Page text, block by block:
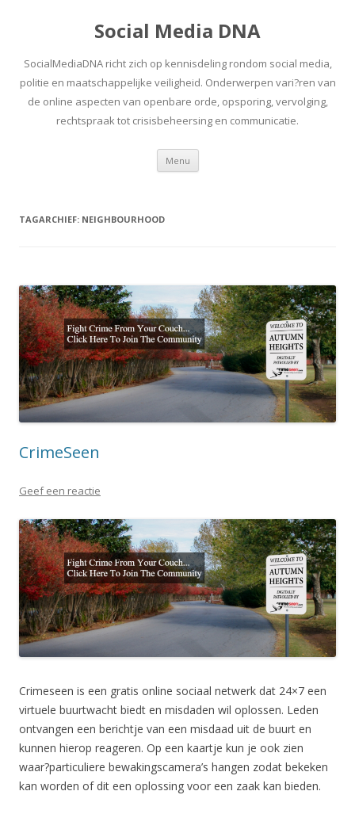
Social Media DNA
SocialMediaDNA richt zich op kennisdeling rondom social media,
politie en maatschappelijke veiligheid. Onderwerpen vari?ren van
de online aspecten van openbare orde, opsporing, vervolging,
rechtspraak tot crisisbeheersing en communicatie.
Menu Spring
inhoud
TAGARCHIEF: NEIGHBOURHOOD
CrimeSeen
Geef een reactie
Crimeseen is een gratis online sociaal netwerk dat 24×7 een
virtuele buurtwacht biedt en misdaden wil oplossen. Leden
ontvangen een berichtje van een misdaad uit de buurt en
kunnen hierop reageren. Op een kaartje kun je ook zien
waar?particuliere bewakingscamera’s hangen zodat bekeken
kan worden of dit een oplossing voor een zaak kan bieden.